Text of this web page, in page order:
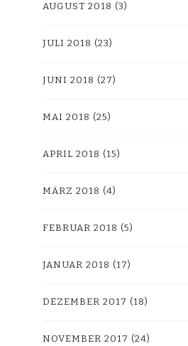
AUGUST 2018 (3)
JULI 2018 (23)
JUNI 2018 (27)
MAI 2018 (25)
APRIL 2018 (15)
MÄRZ 2018 (4)
FEBRUAR 2018 (5)
JANUAR 2018 (17)
DEZEMBER 2017 (18)
NOVEMBER 2017 (24)